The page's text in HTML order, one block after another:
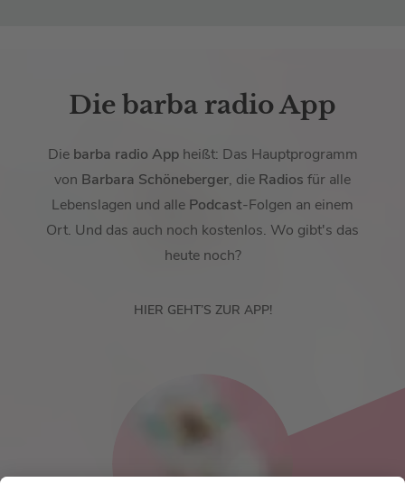
Die barba radio App
Diebarba radio Appheißt: Das Hauptprogramm
von Barbara Schöneberger, die Radios für alle
Lebenslagen und alle Podcast-Folgen an einem
Ort. Und das auch noch kostenlos. Wo gibt's das
heute noch?
HIER GEHT’S ZUR APP!